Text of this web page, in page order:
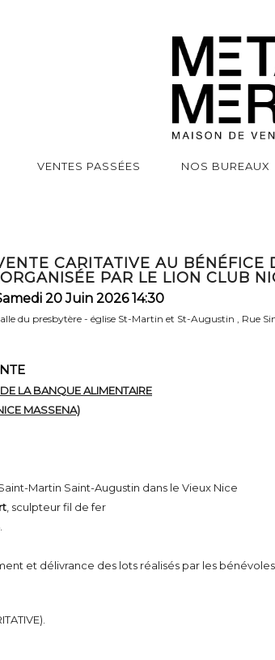
VENTES PASSÉES NOS BUREAUX
CARITATIVE AU BÉNÉFICE
PAR LE LION CLUB
20 Juin 2026 14:30
du presbytère - église St-Martin et St-Augustin , Rue
LA BANQUE ALIMENTAIRE
MASSENA)
Martin Saint-Augustin dans le Vieux Nice
, sculpteur fil de fer
et délivrance des lots réalisés par les bénévoles